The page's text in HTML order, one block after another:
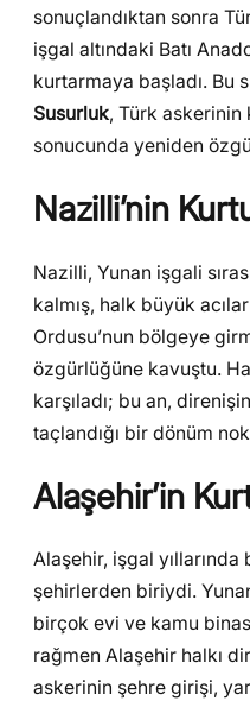
sonuçlandıktan sonra
işgal altındaki Batı
kurtarmaya başladı. Bu
Susurluk, Türk askerinin
sonucunda yeniden
Nazilli’nin
Nazilli, Yunan işgali
kalmış, halk büyük
Ordusu’nun bölgeye
özgürlüğüne kavuştu.
karşıladı; bu an,
taçlandığı bir dönüm
Alaşehir’in
Alaşehir, işgal
şehirlerden biriydi.
birçok evi ve kamu
rağmen Alaşehir halkı
askerinin şehre girişi,